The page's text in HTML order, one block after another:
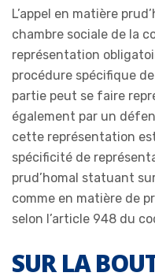
L’appel en matière
chambre sociale de la
représentation
procédure spécifique
partie peut se faire
également par un
cette représentation
spécificité de
prud’homal statuant
comme en matière de
selon l’article 948 du
SUR LA